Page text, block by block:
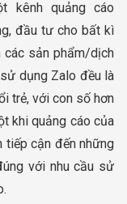
kênh quảng cáo
đầu tư cho bất kì
các sản phẩm/dịch
dụng Zalo đều là
trẻ, với con số hơn
khi quảng cáo của
tiếp cận đến những
với nhu cầu sử